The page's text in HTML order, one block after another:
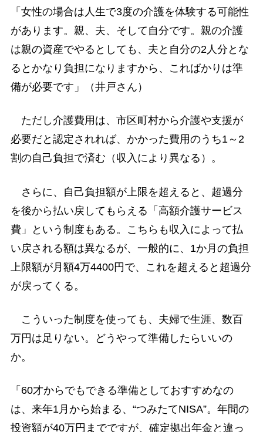
「女性の場合は人生で3度の介護を体験する可能性
があります。親、夫、そして自分です。親の介護
は親の資産でやるとしても、夫と自分の2人分とな
るとかなり負担になりますから、こればかりは準
備が必要です」（井戸さん）
ただし介護費用は、市区町村から介護や支援が
必要だと認定されれば、かかった費用のうち1～2
割の自己負担で済む（収入により異なる）。
さらに、自己負担額が上限を超えると、超過分
を後から払い戻してもらえる「高額介護サービス
費」という制度もある。こちらも収入によって払
い戻される額は異なるが、一般的に、1か月の負担
上限額が月額4万4400円で、これを超えると超過分
が戻ってくる。
こういった制度を使っても、夫婦で生涯、数百
万円は足りない。どうやって準備したらいいの
か。
「60才からでもできる準備としておすすめなの
は、来年1月から始まる、“つみたてNISA”。年間の
投資額が40万円までですが、確定拠出年金と違っ